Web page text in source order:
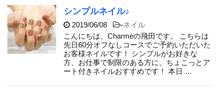
シンプルネイル♪
2019/06/08 -ネイル
こんにちは、Charmeの飛田です。 こちらは
先日60分オフなしコースでご予約いただいた
お客様ネイルです！ シンプルがお好きな
方、お仕事で制限のある方に、ちょこっとア
ート付きネイルおすすめです！ 本日 …